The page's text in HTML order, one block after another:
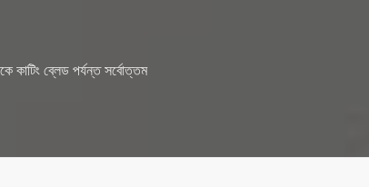
কাটিং ব্লেড পর্যন্ত সর্বোত্তম